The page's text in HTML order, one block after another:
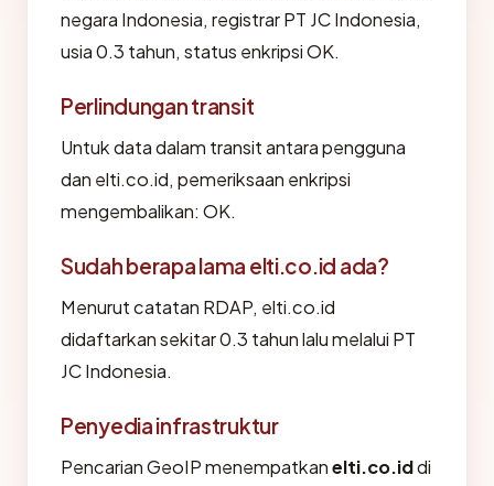
negara Indonesia, registrar PT JC Indonesia,
usia 0.3 tahun, status enkripsi OK.
Perlindungan transit
Untuk data dalam transit antara pengguna
dan elti.co.id, pemeriksaan enkripsi
mengembalikan: OK.
Sudah berapa lama elti.co.id ada?
Menurut catatan RDAP, elti.co.id
didaftarkan sekitar 0.3 tahun lalu melalui PT
JC Indonesia.
Penyedia infrastruktur
Pencarian GeoIP menempatkanelti.co.iddi